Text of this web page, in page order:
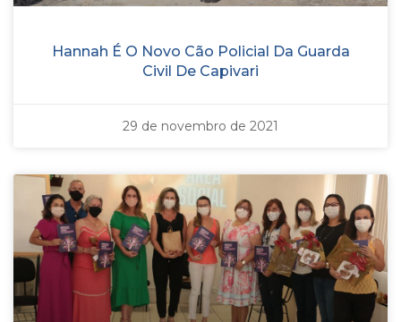
Hannah É O Novo Cão Policial Da Guarda
Civil De Capivari
29 de novembro de 2021